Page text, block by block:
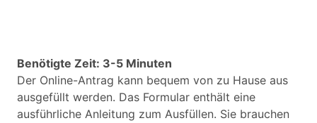
Benötigte Zeit: 3-5 Minuten
Der Online-Antrag kann bequem von zu Hause aus
ausgefüllt werden. Das Formular enthält eine
ausführliche Anleitung zum Ausfüllen. Sie brauchen